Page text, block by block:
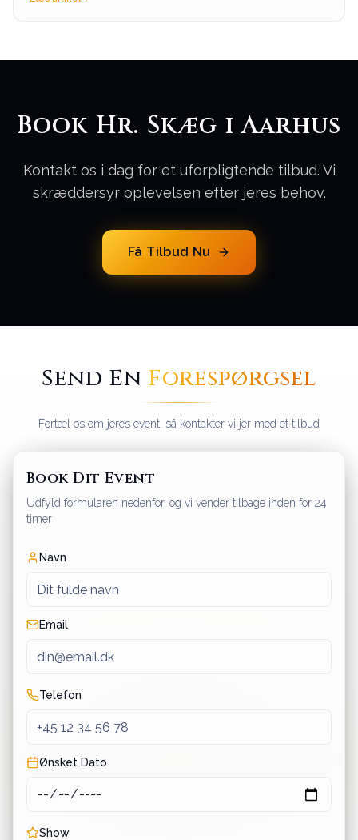
Book Hr. Skæg i Aarhus
Kontakt os i dag for et uforpligtende tilbud. Vi
skræddersyr oplevelsen efter jeres behov.
Få Tilbud Nu
Send En Forespørgsel
Fortæl os om jeres event, så kontakter vi jer med et tilbud
Book Dit Event
Udfyld formularen nedenfor, og vi vender tilbage inden for 24
timer
Navn
Email
Telefon
Ønsket Dato
Show